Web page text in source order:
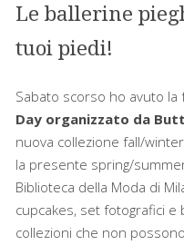
Le ballerine
tuoi piedi!
Sabato scorso ho avuto
Day organizzato da
nuova collezione fall/
la presente spring/
Biblioteca della Moda di
cupcakes, set fotografici e
collezioni che non